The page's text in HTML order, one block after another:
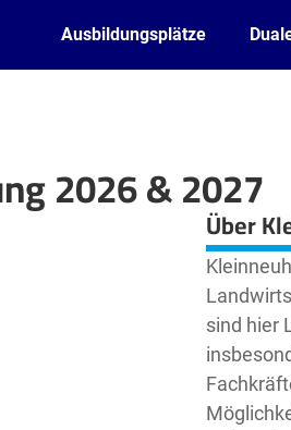
Ausbildungsplätze
2026 & 2027
| ©OpenStreetMap2contributors Über
sind hier